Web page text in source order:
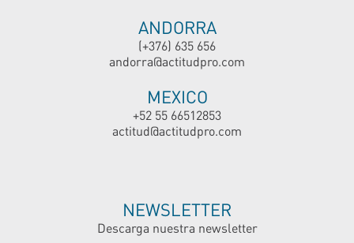
ANDORRA
(+376) 635 656
andorra@actitudpro.com
MEXICO
+52 55 66512853
actitud@actitudpro.com
NEWSLETTER
Descarga nuestra newsletter